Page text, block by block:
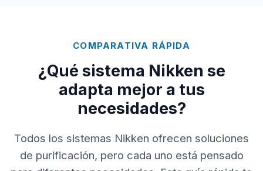
COMPARATIVA RÁPIDA
¿Qué sistema Nikken se
adapta mejor a tus
necesidades?
Todos los sistemas Nikken ofrecen soluciones
de purificación, pero cada uno está pensado